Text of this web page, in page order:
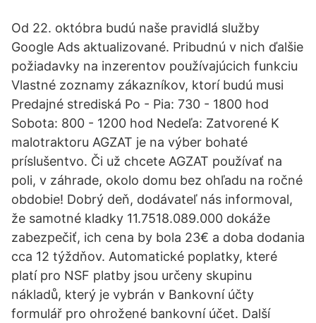
Od 22. októbra budú naše pravidlá služby
Google Ads aktualizované. Pribudnú v nich ďalšie
požiadavky na inzerentov používajúcich funkciu
Vlastné zoznamy zákazníkov, ktorí budú musi
Predajné strediská Po - Pia: 730 - 1800 hod
Sobota: 800 - 1200 hod Nedeľa: Zatvorené K
malotraktoru AGZAT je na výber bohaté
príslušentvo. Či už chcete AGZAT používať na
poli, v záhrade, okolo domu bez ohľadu na ročné
obdobie! Dobrý deň, dodávateľ nás informoval,
že samotné kladky 11.7518.089.000 dokáže
zabezpečiť, ich cena by bola 23€ a doba dodania
cca 12 týždňov. Automatické poplatky, které
platí pro NSF platby jsou určeny skupinu
nákladů, který je vybrán v Bankovní účty
formulář pro ohrožené bankovní účet. Další